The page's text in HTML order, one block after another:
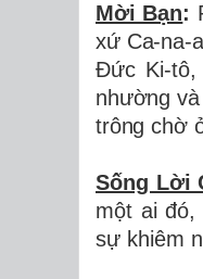
Mời Bạn:
xứ Ca-na-
Đức Ki-tô,
nhường
trông chờ
Sống Lời
một ai đó,
sự khiêm